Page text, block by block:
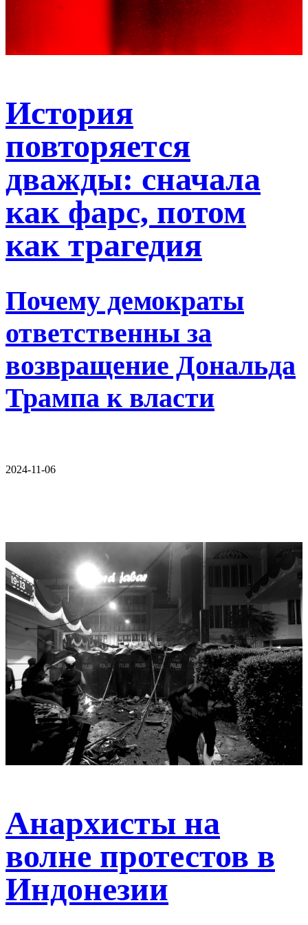
История
повторяется
дважды: сначала
как фарс, потом
как трагедия
Почему демократы
ответственны за
возвращение Дональда
Трампа к власти
2024-11-06
Анархисты на
волне протестов в
Индонезии